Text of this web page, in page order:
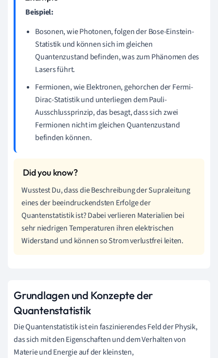
Beispiel:
Bosonen, wie Photonen, folgen der Bose-Einstein-
Statistik und können sich im gleichen
Quantenzustand befinden, was zum Phänomen des
Lasers führt.
Fermionen, wie Elektronen, gehorchen der Fermi-
Dirac-Statistik und unterliegen dem Pauli-
Ausschlussprinzip, das besagt, dass sich zwei
Fermionen nicht im gleichen Quantenzustand
befinden können.
Wusstest Du, dass die Beschreibung der Supraleitung
eines der beeindruckendsten Erfolge der
Quantenstatistik ist? Dabei verlieren Materialien bei
sehr niedrigen Temperaturen ihren elektrischen
Widerstand und können so Strom verlustfrei leiten.
Grundlagen und Konzepte der
Quantenstatistik
Die Quantenstatistik ist ein faszinierendes Feld der Physik,
das sich mit den Eigenschaften und dem Verhalten von
Materie und Energie auf der kleinsten,